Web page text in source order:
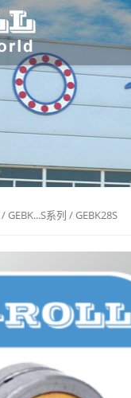
/GEBK...S系列 / GEBK28S